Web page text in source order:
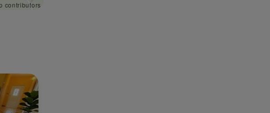
contributors